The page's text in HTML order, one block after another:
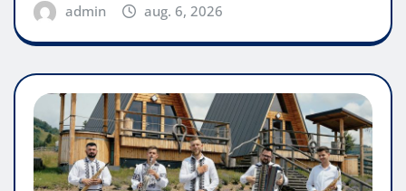
admin aug. 6, 2026